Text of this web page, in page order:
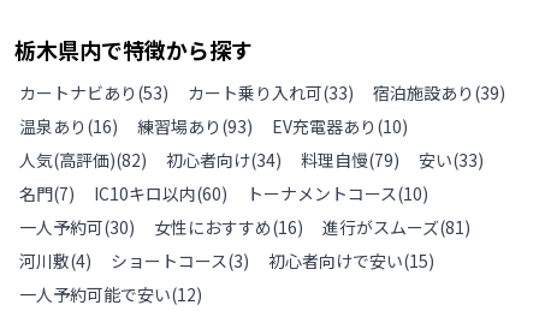
栃木県内で特徴から探す
カートナビあり (53) カート乗り入れ可(33) 宿泊施設あり (39)
温泉あり (16) 練習場あり (93) EV充電器あり (10)
人気(高評価)(82) 初心者向け(34) 料理自慢(79) 安い(33)
名門(7) IC10キロ以内(60) トーナメントコース(10)
一人予約可(30) 女性におすすめ(16) 進行がスムーズ(81)
河川敷(4) ショートコース(3) 初心者向けで安い(15)
一人予約可能で安い(12)